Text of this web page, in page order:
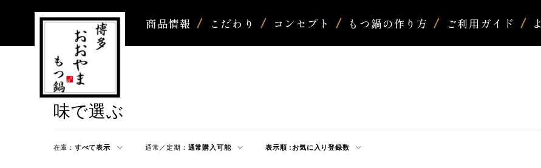
商品情報 こだわり コンセプト もつ鍋の作り方 ご利用ガイド
味で選ぶ
在庫： すべて表示 通常／定期： 通常購入可能 表示順 : お気に入り登録数